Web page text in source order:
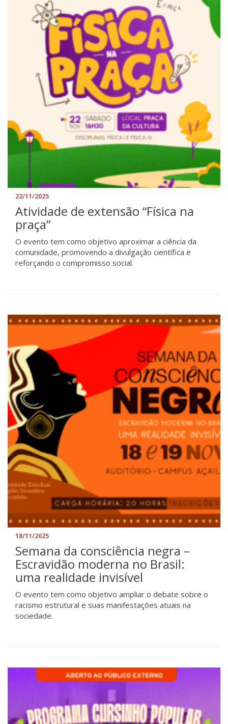
22/11/2025
Atividade de extensão “Física na
praça”
O evento tem como objetivo aproximar a ciência da
comunidade, promovendo a divulgação científica e
reforçando o compromisso social.
18/11/2025
Semana da consciência negra –
Escravidão moderna no Brasil:
uma realidade invisível
O evento tem como objetivo ampliar o debate sobre o
racismo estrutural e suas manifestações atuais na
sociedade.